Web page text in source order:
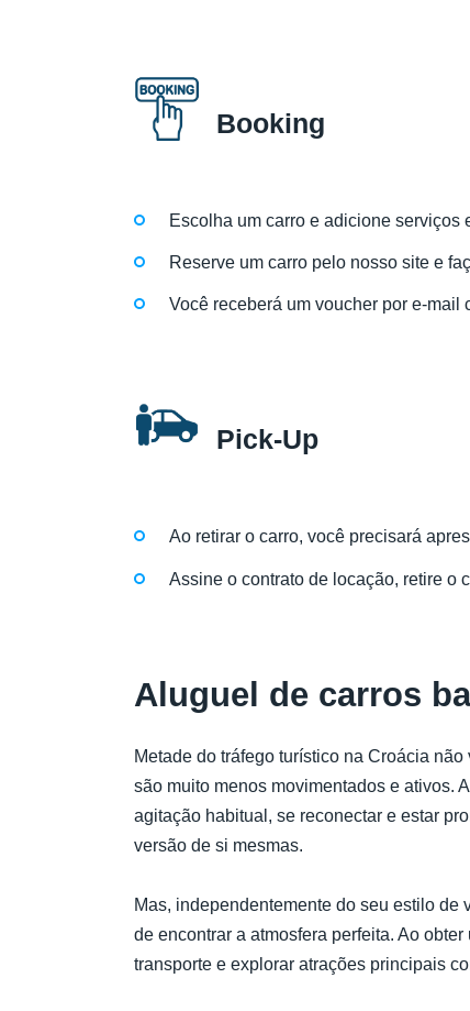
Booking
Escolha um carro e adicione serviços
Reserve um carro pelo nosso site e
Você receberá um voucher por e-mail
Pick-Up
Ao retirar o carro, você precisará
Assine o contrato de locação, retire o
Aluguel de carros
Metade do tráfego turístico na Croácia
são muito menos movimentados e ativos.
agitação habitual, se reconectar e estar
versão de si mesmas.
Mas, independentemente do seu estilo de
de encontrar a atmosfera perfeita. Ao
transporte e explorar atrações principais